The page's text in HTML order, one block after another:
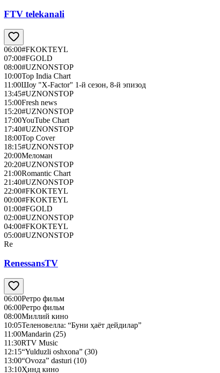
FTV telekanali
06:00#FKOKTEYL
07:00#FGOLD
08:00#UZNONSTOP
10:00Top India Chart
11:00Шоу "X-Factor" 1-й сезон, 8-й эпизод
13:45#UZNONSTOP
15:00Fresh news
15:20#UZNONSTOP
17:00YouTube Chart
17:40#UZNONSTOP
18:00Top Cover
18:15#UZNONSTOP
20:00Меломан
20:20#UZNONSTOP
21:00Romantic Chart
21:40#UZNONSTOP
22:00#FKOKTEYL
00:00#FKOKTEYL
01:00#FGOLD
02:00#UZNONSTOP
04:00#FKOKTEYL
05:00#UZNONSTOP
Re
RenessansTV
06:00Ретро фильм
06:00Ретро фильм
08:00Миллий кино
10:05Теленовелла: “Буни ҳаёт дейдилар”
11:00Mandarin (25)
11:30RTV Music
12:15“Yulduzli oshxona” (30)
13:00“Ovoza” dasturi (10)
13:10Ҳинд кино